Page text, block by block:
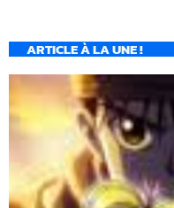
ARTICLE À LA UNE !